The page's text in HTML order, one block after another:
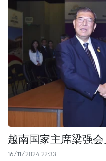
越南国家主席梁强
16/11/2024 22:33